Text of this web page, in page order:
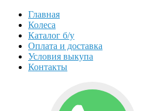
Главная
Колеса
Каталог б/у
Оплата и доставка
Условия выкупа
Контакты